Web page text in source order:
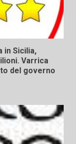
in Sicilia,
Varrica
del governo